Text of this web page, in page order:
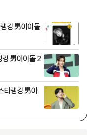
킹 男아이돌
킹 男아이돌 2
타랭킹 男아